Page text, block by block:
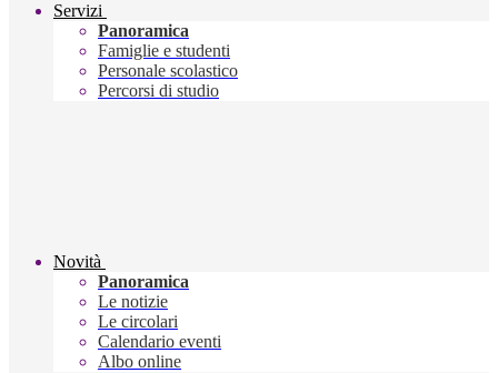
Servizi
Panoramica
Famiglie e studenti
Personale scolastico
Percorsi di studio
Novità
Panoramica
Le notizie
Le circolari
Calendario eventi
Albo online